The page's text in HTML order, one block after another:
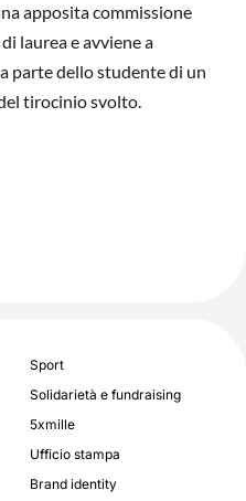
apposita commissione
laurea e avviene a
parte dello studente di un
tirocinio svolto.
Sport
Solidarietà e fundraising
5xmille
Ufficio stampa
Brand identity